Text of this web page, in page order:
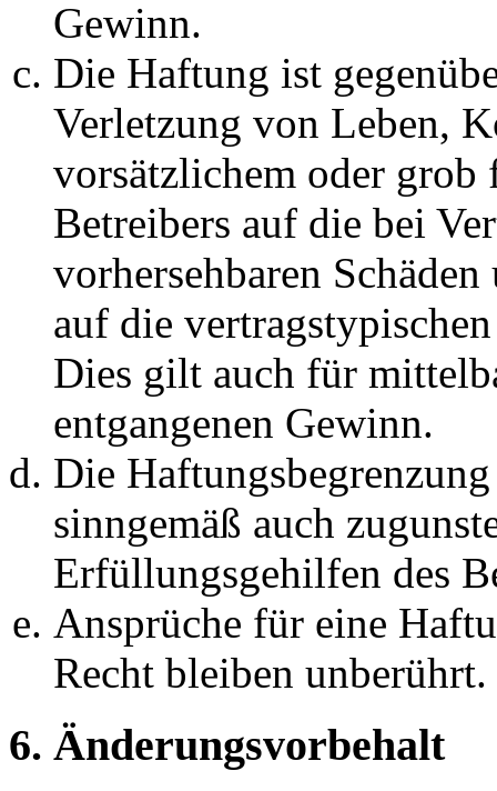
Gewinn.
Die Haftung ist
Verletzung von Leben,
vorsätzlichem oder grob
Betreibers auf die bei
vorhersehbaren
auf die
Dies gilt auch für
entgangenen Gewinn.
Die
sinngemäß auch
Erfüllungsgehilfen des
Ansprüche für eine
Recht bleiben unberührt.
6. Änderungsvorbehalt